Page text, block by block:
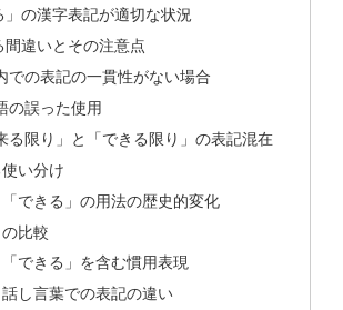
」の漢字表記が適切な状況
間違いとその注意点
での表記の一貫性がない場合
の誤った使用
る限り」と「できる限り」の表記混在
い分け
「できる」の用法の歴史的変化
比較
「できる」を含む慣用表現
し言葉での表記の違い